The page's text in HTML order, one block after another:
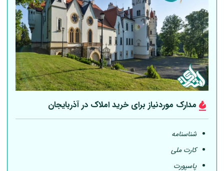
مدارک موردنیاز برای خرید املاک در آذربایجان
شناسنامه
کارت ملی
پاسپورت